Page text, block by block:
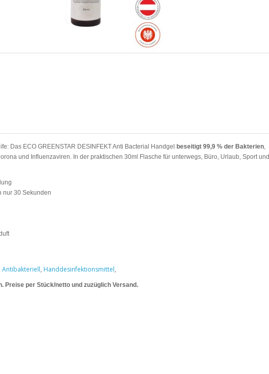
Das ECO GREENSTAR DESINFEKT Anti Bacterial Handgel beseitigt 99,9 % der Bakterien,
und Influenzaviren. In der praktischen 30ml Flasche für unterwegs, Büro, Urlaub, Sport und
nur 30 Sekunden
Antibakteriell, Handdesinfektionsmittel,
Preise per Stück/netto und zuzüglich Versand.